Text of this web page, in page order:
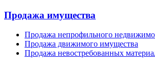
Продажа имущества
Продажа непрофильного
Продажа движимого имущества
Продажа невостребованных